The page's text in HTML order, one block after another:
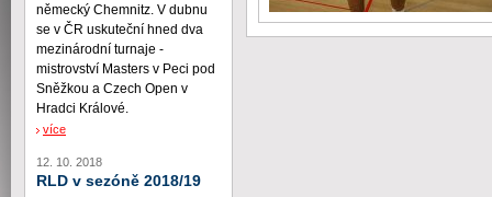
německý Chemnitz. V dubnu
se v ČR uskuteční hned dva
mezinárodní turnaje -
mistrovství Masters v Peci pod
Sněžkou a Czech Open v
Hradci Králové.
více
12. 10. 2018
RLD v sezóně 2018/19